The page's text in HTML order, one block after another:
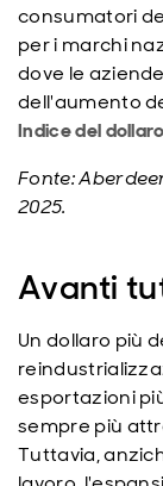
consumatori
per i marchi
dove le
dell'aumento
Indice del
Fonte:
2025.
Avanti
Un dollaro più
esportazioni
sempre più
Tuttavia,